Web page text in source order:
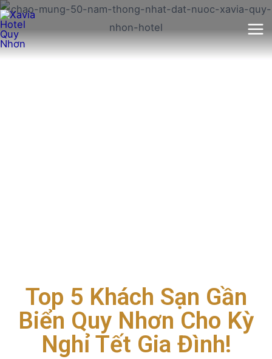
Top 5 Khách Sạn Gần
Biển Quy Nhơn Cho Kỳ
Nghỉ Tết Gia Đình!